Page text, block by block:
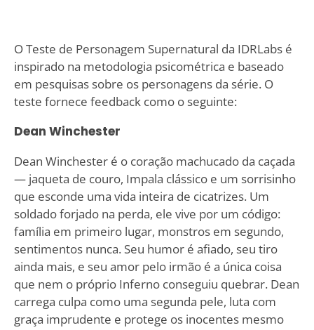
O Teste de Personagem Supernatural da IDRLabs é
inspirado na metodologia psicométrica e baseado
em pesquisas sobre os personagens da série. O
teste fornece feedback como o seguinte:
Dean Winchester
Dean Winchester é o coração machucado da caçada
— jaqueta de couro, Impala clássico e um sorrisinho
que esconde uma vida inteira de cicatrizes. Um
soldado forjado na perda, ele vive por um código:
família em primeiro lugar, monstros em segundo,
sentimentos nunca. Seu humor é afiado, seu tiro
ainda mais, e seu amor pelo irmão é a única coisa
que nem o próprio Inferno conseguiu quebrar. Dean
carrega culpa como uma segunda pele, luta com
graça imprudente e protege os inocentes mesmo